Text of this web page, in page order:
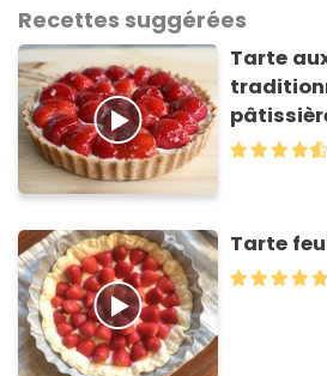
Recettes suggérées
Tarte
Tarte